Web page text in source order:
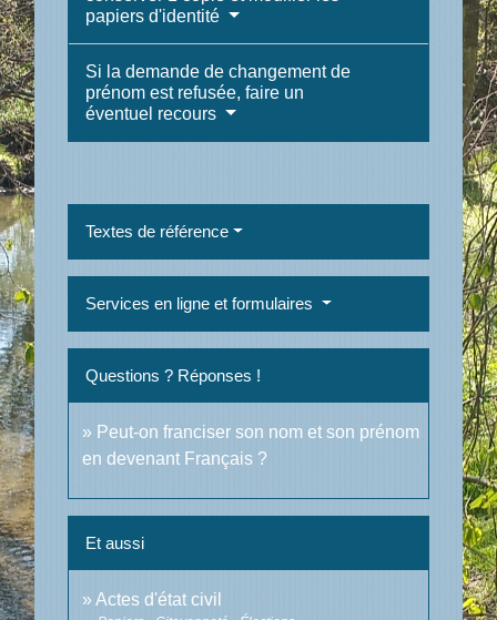
papiers d'identité
Si la demande de changement de
prénom est refusée, faire un
éventuel recours
Textes de référence
Services en ligne et formulaires
Questions ? Réponses !
Peut-on franciser son nom et son prénom
en devenant Français ?
Et aussi
Actes d'état civil